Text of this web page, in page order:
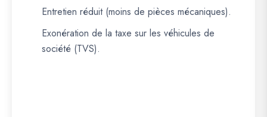
Entretien réduit (moins de pièces mécaniques).
Exonération de la taxe sur les véhicules de
société (TVS).